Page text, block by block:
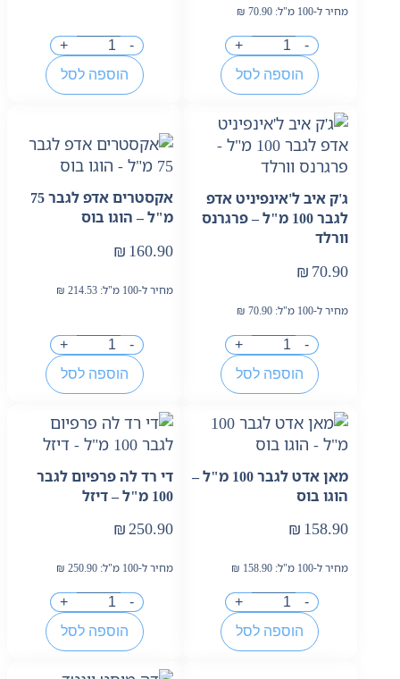
מחיר ל-100 מ"ל: ₪ 70.90
-
+
הוספה לסל
-
+
הוספה לסל
ג'ק איב ל'אינפיניט אדפ
לגבר 100 מ"ל – פרגרנס
וורלד
₪ 70.90
מחיר ל-100 מ"ל: ₪ 70.90
-
+
הוספה לסל
אקסטרים אדפ לגבר 75
מ"ל – הוגו בוס
₪ 160.90
מחיר ל-100 מ"ל: ₪ 214.53
-
+
הוספה לסל
מאן אדט לגבר 100 מ"ל –
הוגו בוס
₪ 158.90
מחיר ל-100 מ"ל: ₪ 158.90
-
+
הוספה לסל
די רד לה פרפיום לגבר
100 מ"ל – דיזל
₪250.90
מחיר ל-100 מ"ל: ₪ 250.90
-
+
הוספה לסל